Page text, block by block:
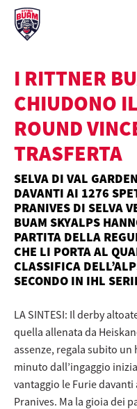
I RITTNER
CHIUDONO
ROUND
TRASFERTA
SELVA DI VAL
DAVANTI AI 1276
PRANIVES DI SELVA
BUAM SKYALPS
PARTITA DELLA
CHE LI PORTA AL
CLASSIFICA
SECONDO IN IHL
LA SINTESI: Il derby
quella allenata da
assenze, regala subito
minuto dall’ingaggio
vantaggio le Furie
Pranives. Ma la gioia dei